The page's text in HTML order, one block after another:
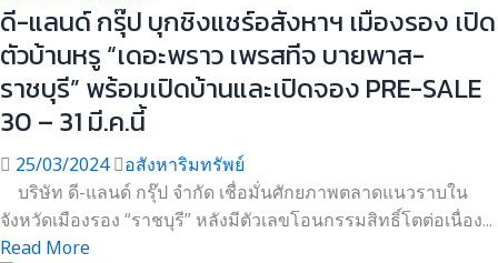
ดี-แลนด์ กรุ๊ป บุกชิงแชร์อสังหาฯ เมืองรอง เปิด
ตัวบ้านหรู “เดอะพราว เพรสทีจ บายพาส-
ราชบุรี” พร้อมเปิดบ้านและเปิดจอง PRE-SALE
30 – 31 มี.ค.นี้
25/03/2024
อสังหาริมทรัพย์
บริษัท ดี-แลนด์ กรุ๊ป จำกัด เชื่อมั่นศักยภาพตลาดแนวราบใน
จังหวัดเมืองรอง “ราชบุรี” หลังมีตัวเลขโอนกรรมสิทธิ์โตต่อเนื่อง...
Read More